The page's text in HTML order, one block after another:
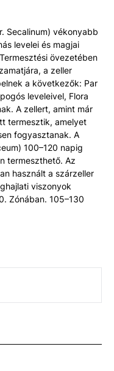
Secalinum) vékonyabb
levelei és magjai
övezetében
a zeller
a következők: Par
leveleivel, Flora
A zellert, amint már
termesztik, amelyet
fogyasztanak. A
100–120 napig
termeszthető. Az
használt a szárzeller
viszonyok
Zónában. 105–130